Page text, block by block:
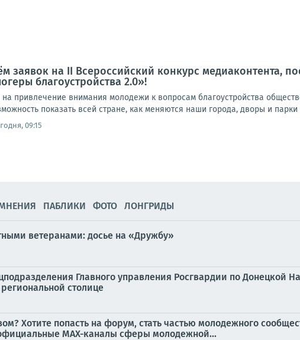
заявок на II Всероссийский конкурс медиаконтента,
благоустройства 2.0»!
привлечение внимания молодежи к вопросам благоустройства
показать всей стране, как меняются наши города, дворы и
09:15
ПАБЛИКИ ФОТО ЛОНГРИДЫ
ветеранами: досье на «Дружбу»
Главного управления Росгвардии по Донецкой
столице
Хотите попасть на форум, стать частью молодежного
MAX-каналы сферы молодежной...